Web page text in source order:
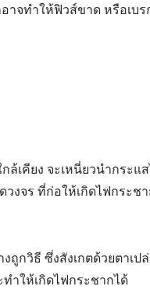
ทำให้ฟิวส์ขาด หรือเบร
ล้เคียง จะเหนี่ยวนำก
งจร ที่ก่อให้เกิดไฟกระช
กวิธี ซึ่งสังเกตด้วยตา
ำให้เกิดไฟกระชากได้